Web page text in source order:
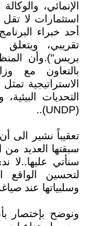
الإنمائي،
استثمارات لا
أحد خبراء
تقريبي،
بريس").وأن
بالتعاون مع
الاستراتيجية
التحديات
(UNDP)..
تعقيباً نشير الى
سبقتها العديد من
سنأتي عليها..لا
لتحسين الواقع
وسلبياتها عند
ونوضح بإختصار